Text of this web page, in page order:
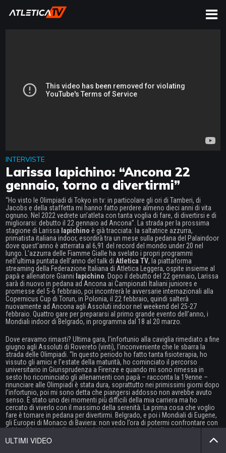
CERCA
INTERVISTE
Larissa Iapichino: “Ancona 22
gennaio, torno a divertirmi”
“Ho visto le Olimpiadi di Tokyo in tv: in particolare gli ori di Tamberi, di
Jacobs e della staffetta mi hanno fatto perdere almeno dieci anni di vita
ognuno. Nel 2022 vedrete un’atleta con tanta voglia di fare, di divertirsi e di
migliorarsi: debutto il 22 gennaio ad Ancona”. La strada per la prossima
stagione di Larissa Iapichino è già tracciata: la saltatrice azzurra,
primatista italiana indoor, esordirà tra un mese sulla pedana del Palaindoor
dove quest’anno è atterrata al 6,91 del record del mondo under 20 nel
lungo. L’azzurra delle Fiamme Gialle ha svelato i propri programmi
nell’ultima puntata dell’anno del talk diAtletica TV, la piattaforma
streaming della Federazione Italiana di Atletica Leggera, ospite insieme al
papà e allenatore Gianni Iapichino. Dopo il debutto del 22 gennaio, Larissa
sarà di nuovo in pedana ad Ancona ai Campionati Italiani juniores e
promesse del 5-6 febbraio, poi incontrerà le avversarie internazionali alla
Copernicus Cup di Torun, in Polonia, il 22 febbraio, quindi salterà
nuovamente ad Ancona agli Assoluti indoor nel weekend del 25-27
febbraio. Quattro gare per prepararsi al primo grande evento dell’anno, i
Mondiali indoor di Belgrado, in programma dal 18 al 20 marzo.
Dove eravamo rimasti? Ultima gara, l’infortunio alla caviglia rimediato a fine
giugno agli Assoluti di Rovereto (vinti), l’inconveniente che le sbarra la
strada delle Olimpiadi. “In questo periodo ho fatto tanta fisioterapia, ho
vissuto gli amici e l’estate della maturità, ho cominciato il percorso
universitario in Giurisprudenza a Firenze e quando mi sono rimessa in
sesto ho ricominciato gli allenamenti con papà – racconta la 19enne –
rinunciare alle Olimpiadi è stata dura, soprattutto nei primissimi giorni dopo
l’infortunio, poi mi sono detta che piangersi addosso non avrebbe avuto
senso. È stato uno dei momenti più difficili della mia carriera ma ho
cercato di viverlo con il massimo della serenità. La prima cosa che voglio
fare è tornare in pedana per divertirmi. Belgrado, e poi i Mondiali di Eugene,
gli Europei di Monaco di Baviera: non vedo l’ora di potermi confrontare con
le big, di buttarmi nella gabbia dei leoni, magari anche di prendere batoste,
che sono spesso positive”.